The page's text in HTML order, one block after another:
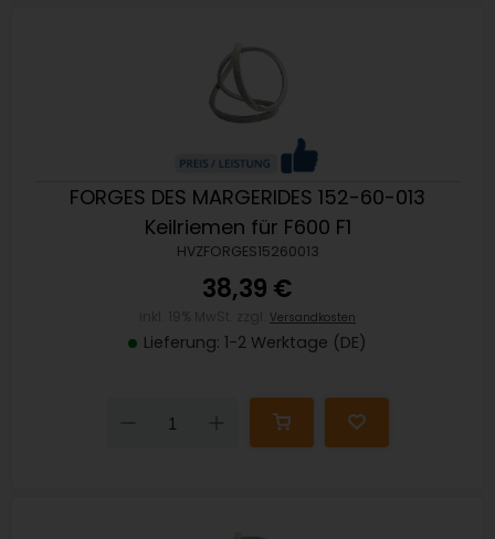
FORGES DES MARGERIDES 152-60-013
Keilriemen für F600 F1
HVZFORGES15260013
38,39 €
Versandkosten
Lieferung: 1-2 Werktage (DE)
Down